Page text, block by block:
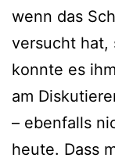
wenn das
versucht hat,
konnte es
am
– ebenfalls
heute. Dass